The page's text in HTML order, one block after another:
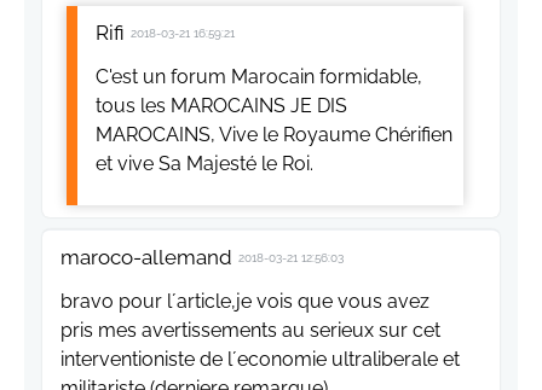
Rifi 2018-03-21 16:59:21
C'est un forum Marocain formidable,
tous les MAROCAINS JE DIS
MAROCAINS, Vive le Royaume Chérifien
et vive Sa Majesté le Roi.
maroco-allemand 2018-03-21 12:56:03
bravo pour l´article,je vois que vous avez
pris mes avertissements au serieux sur cet
interventioniste de l´economie ultraliberale et